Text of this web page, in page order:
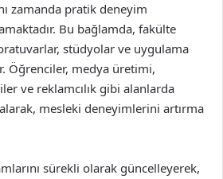
zamanda pratik deneyim
Bu bağlamda, fakülte
stüdyolar ve uygulama
Öğrenciler, medya üretimi,
ve reklamcılık gibi alanlarda
mesleki deneyimlerini artırma
sürekli olarak güncelleyerek,